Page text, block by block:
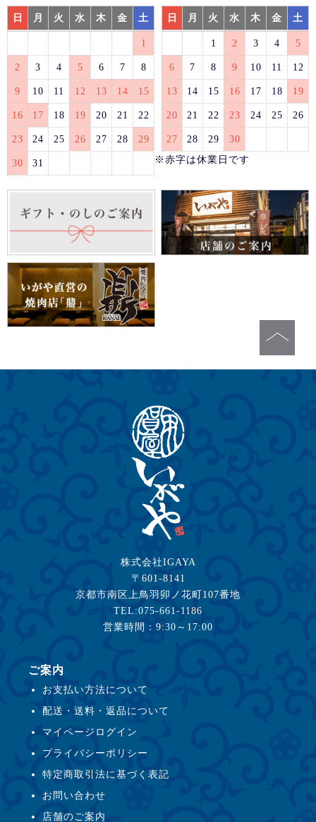
日 月 火 水 木 金 土
1
2 3 4 5 6 7 8
9 10 11 12 13 14 15
16 17 18 19 20 21 22
23 24 25 26 27 28 29
30 31
日 月 火 水 木 金 土
1 2 3 4 5
6 7 8 9 10 11 12
13 14 15 16 17 18 19
20 21 22 23 24 25 26
27 28 29
30
※赤字は休業日です
株式会社IGAYA
〒601-8141
京都市南区上鳥羽卯ノ花町107番地
TEL:075-661-1186
営業時間：9:30～17:00
ご案内
お支払い方法について
配送・送料・返品について
マイページログイン
プライバシーポリシー
特定商取引法に基づく表記
お問い合わせ
店舗のご案内